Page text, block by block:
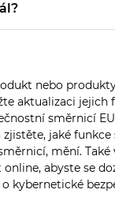
nebo
aktualizaci jejich
směrnicí
jaké funkce
mění. Také
abyste se
o kybernetické